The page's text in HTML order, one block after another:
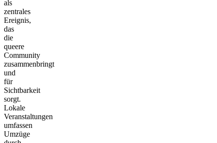
als
zentrales
Ereignis,
das
die
queere
Community
zusammenbringt
und
für
Sichtbarkeit
sorgt.
Lokale
Veranstaltungen
umfassen
Umzüge